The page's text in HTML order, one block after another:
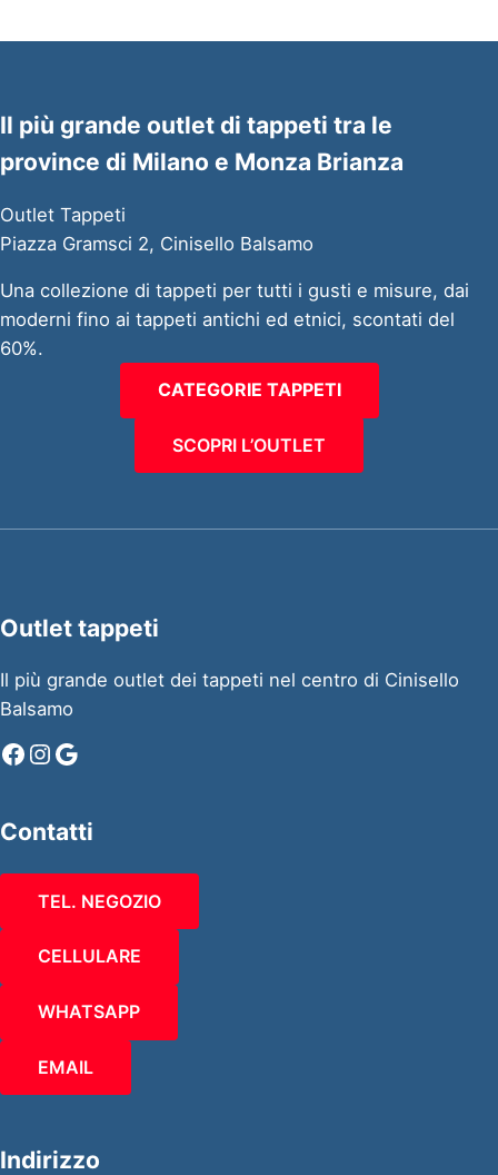
Il più grande outlet di tappeti tra le
province di Milano e Monza Brianza
Outlet Tappeti
Piazza Gramsci 2, Cinisello Balsamo
Una collezione di tappeti per tutti i gusti e misure, dai
moderni fino ai tappeti antichi ed etnici, scontati del
60%.
CATEGORIE TAPPETI
SCOPRI L’OUTLET
Outlet tappeti
Il più grande outlet dei tappeti nel centro di Cinisello
Balsamo
Facebook
Instagram
Google
Contatti
TEL. NEGOZIO
CELLULARE
WHATSAPP
EMAIL
Indirizzo